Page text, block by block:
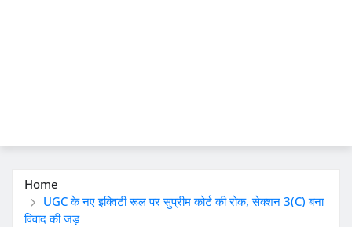
Home
UGC के नए इक्विटी रूल पर सुप्रीम कोर्ट की रोक, सेक्शन 3(C) बना
विवाद की जड़